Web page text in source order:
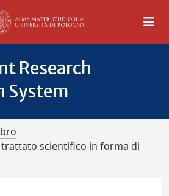
Research
System
scientifico in forma di